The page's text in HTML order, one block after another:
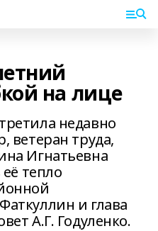
на лице
недавно
ветеран труда,
Игнатьевна
тепло
и глава
А.Г. Годуленко.